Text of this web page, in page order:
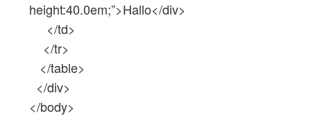
height:40.0em;”>Hallo</div>
</td>
</tr>
</table>
</div>
</body>